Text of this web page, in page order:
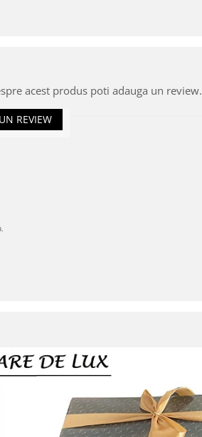
acest produs poti adauga un review.
REVIEW